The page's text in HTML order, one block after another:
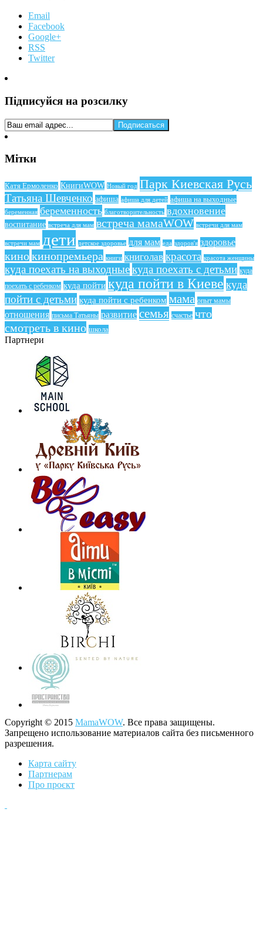
Email
Facebook
Google+
RSS
Twitter
Підписуйся на розсилку
Мітки
Катя Ермоленко КнигиWOW Новый год Парк Киевская Русь
Татьяна Шевченко афиша афиша для детей афиша на выходные
беременная беременность благотворительность вдохновение
воспитание встреча для мам встреча мамаWOW встречи для мам
встречи мам дети детское здоровье для мам еда здоров'я здоровье
кинокинопремьера книги книголав красота красота женщины
куда поехать на выходныекуда поехать с детьми куда
поехать с ребенком куда пойти куда пойти в Киеве куда
пойти с детьми куда пойти с ребенком мама опыт мамы
отношения письма Татьяны развитие семья счастье что
смотреть в кино школа
Партнери
Copyright © 2015 MamaWOW. Все права защищены.
Запрещено использование материалов сайта без письменного
разрешения.
Карта сайту
Партнерам
Про проєкт